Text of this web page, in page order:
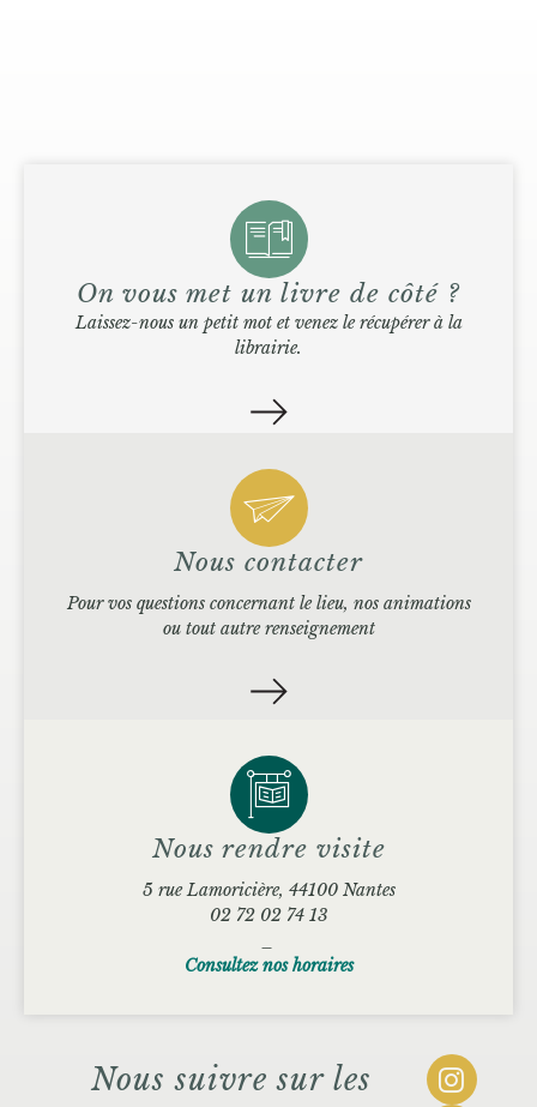
On vous met un livre de côté ?
Laissez-nous un petit mot et venez le récupérer à la
librairie.
Nous rendre visite
5 rue Lamoricière, 44100 Nantes
02 72 02 74 13
Consultez nos horaires
Nous contacter
Pour vos questions concernant le lieu, nos animations
ou tout autre renseignement
Nous suivre sur les